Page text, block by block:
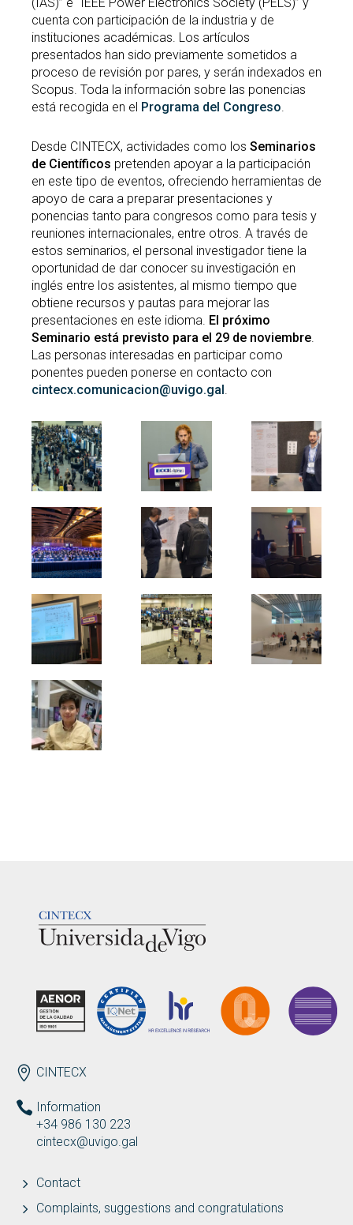
cuenta con participación de la industria y de
instituciones académicas. Los artículos
presentados han sido previamente sometidos a
proceso de revisión por pares, y serán indexados en
Scopus. Toda la información sobre las ponencias
está recogida en el Programa del Congreso.
Desde CINTECX, actividades como los Seminarios
de Científicos pretenden apoyar a la participación
en este tipo de eventos, ofreciendo herramientas de
apoyo de cara a preparar presentaciones y
ponencias tanto para congresos como para tesis y
reuniones internacionales, entre otros. A través de
estos seminarios, el personal investigador tiene la
oportunidad de dar conocer su investigación en
inglés entre los asistentes, al mismo tiempo que
obtiene recursos y pautas para mejorar las
presentaciones en este idioma. El próximo
Seminario está previsto para el 29 de noviembre.
Las personas interesadas en participar como
ponentes pueden ponerse en contacto con
cintecx.comunicacion@uvigo.gal.
ENDEREZO EN
CINTECX
Information
+34 986 130 223
cintecx@uvigo.gal
Contact
Complaints, suggestions and congratulations